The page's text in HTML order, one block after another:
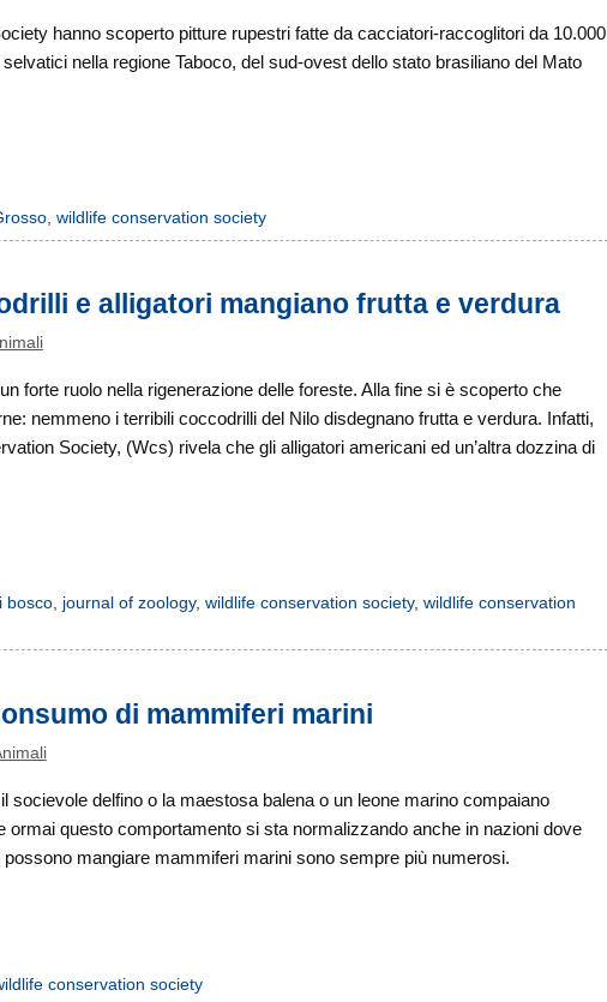
hanno scoperto pitture rupestri fatte da cacciatori-raccoglitori da 10.000
nella regione Taboco, del sud-ovest dello stato brasiliano del Mato
,wildlife conservation society
e alligatori mangiano frutta e verdura
forte ruolo nella rigenerazione delle foreste. Alla fine si è scoperto che
nemmeno i terribili coccodrilli del Nilo disdegnano frutta e verdura. Infatti,
Society, (Wcs) rivela che gli alligatori americani ed un’altra dozzina di
bosco, journal of zoology,wildlife conservation society,wildlife conservation
di mammiferi marini
socievole delfino o la maestosa balena o un leone marino compaiano
ormai questo comportamento si sta normalizzando anche in nazioni dove
mangiare mammiferi marini sono sempre più numerosi.
conservation society